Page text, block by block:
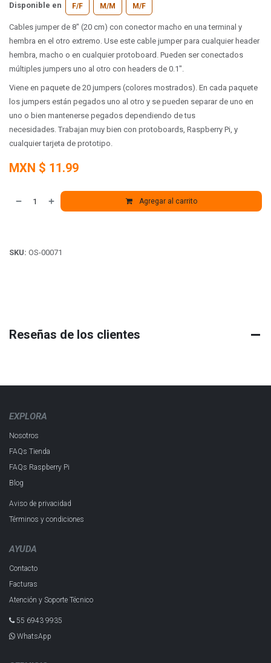
Disponible en F/F M/M M/F
Cables jumper de 8" (20 cm) con conector macho en una terminal y
hembra en el otro extremo. Use este cable jumper para cualquier header
hembra, macho o en cualquier protoboard. Pueden ser conectados
múltiples jumpers uno al otro con headers de 0.1".
Viene en paquete de 20 jumpers (colores mostrados). En cada paquete
los jumpers están pegados uno al otro y se pueden separar de uno en
uno o bien mantenerse pegados dependiendo de tus
necesidades. Trabajan muy bien con protoboards, Raspberry Pi, y
cualquier tarjeta de prototipo.
MXN $ 11.99
Agregar al carrito
SKU: OS-00071
Reseñas de los clientes
EXPLORA
Nosotros
FAQs Tienda
FAQs Raspberry Pi
Blog
Aviso de privacidad
Términos y condiciones
AYUDA
Contacto
Facturas
Atención y Soporte Técnico
55 6943 993​5
WhatsApp